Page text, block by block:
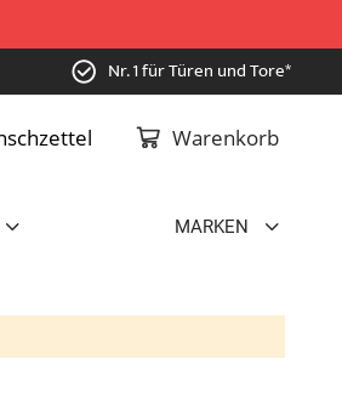
Nr. 1 für Türen und Tore*
Warenkorb
MARKEN